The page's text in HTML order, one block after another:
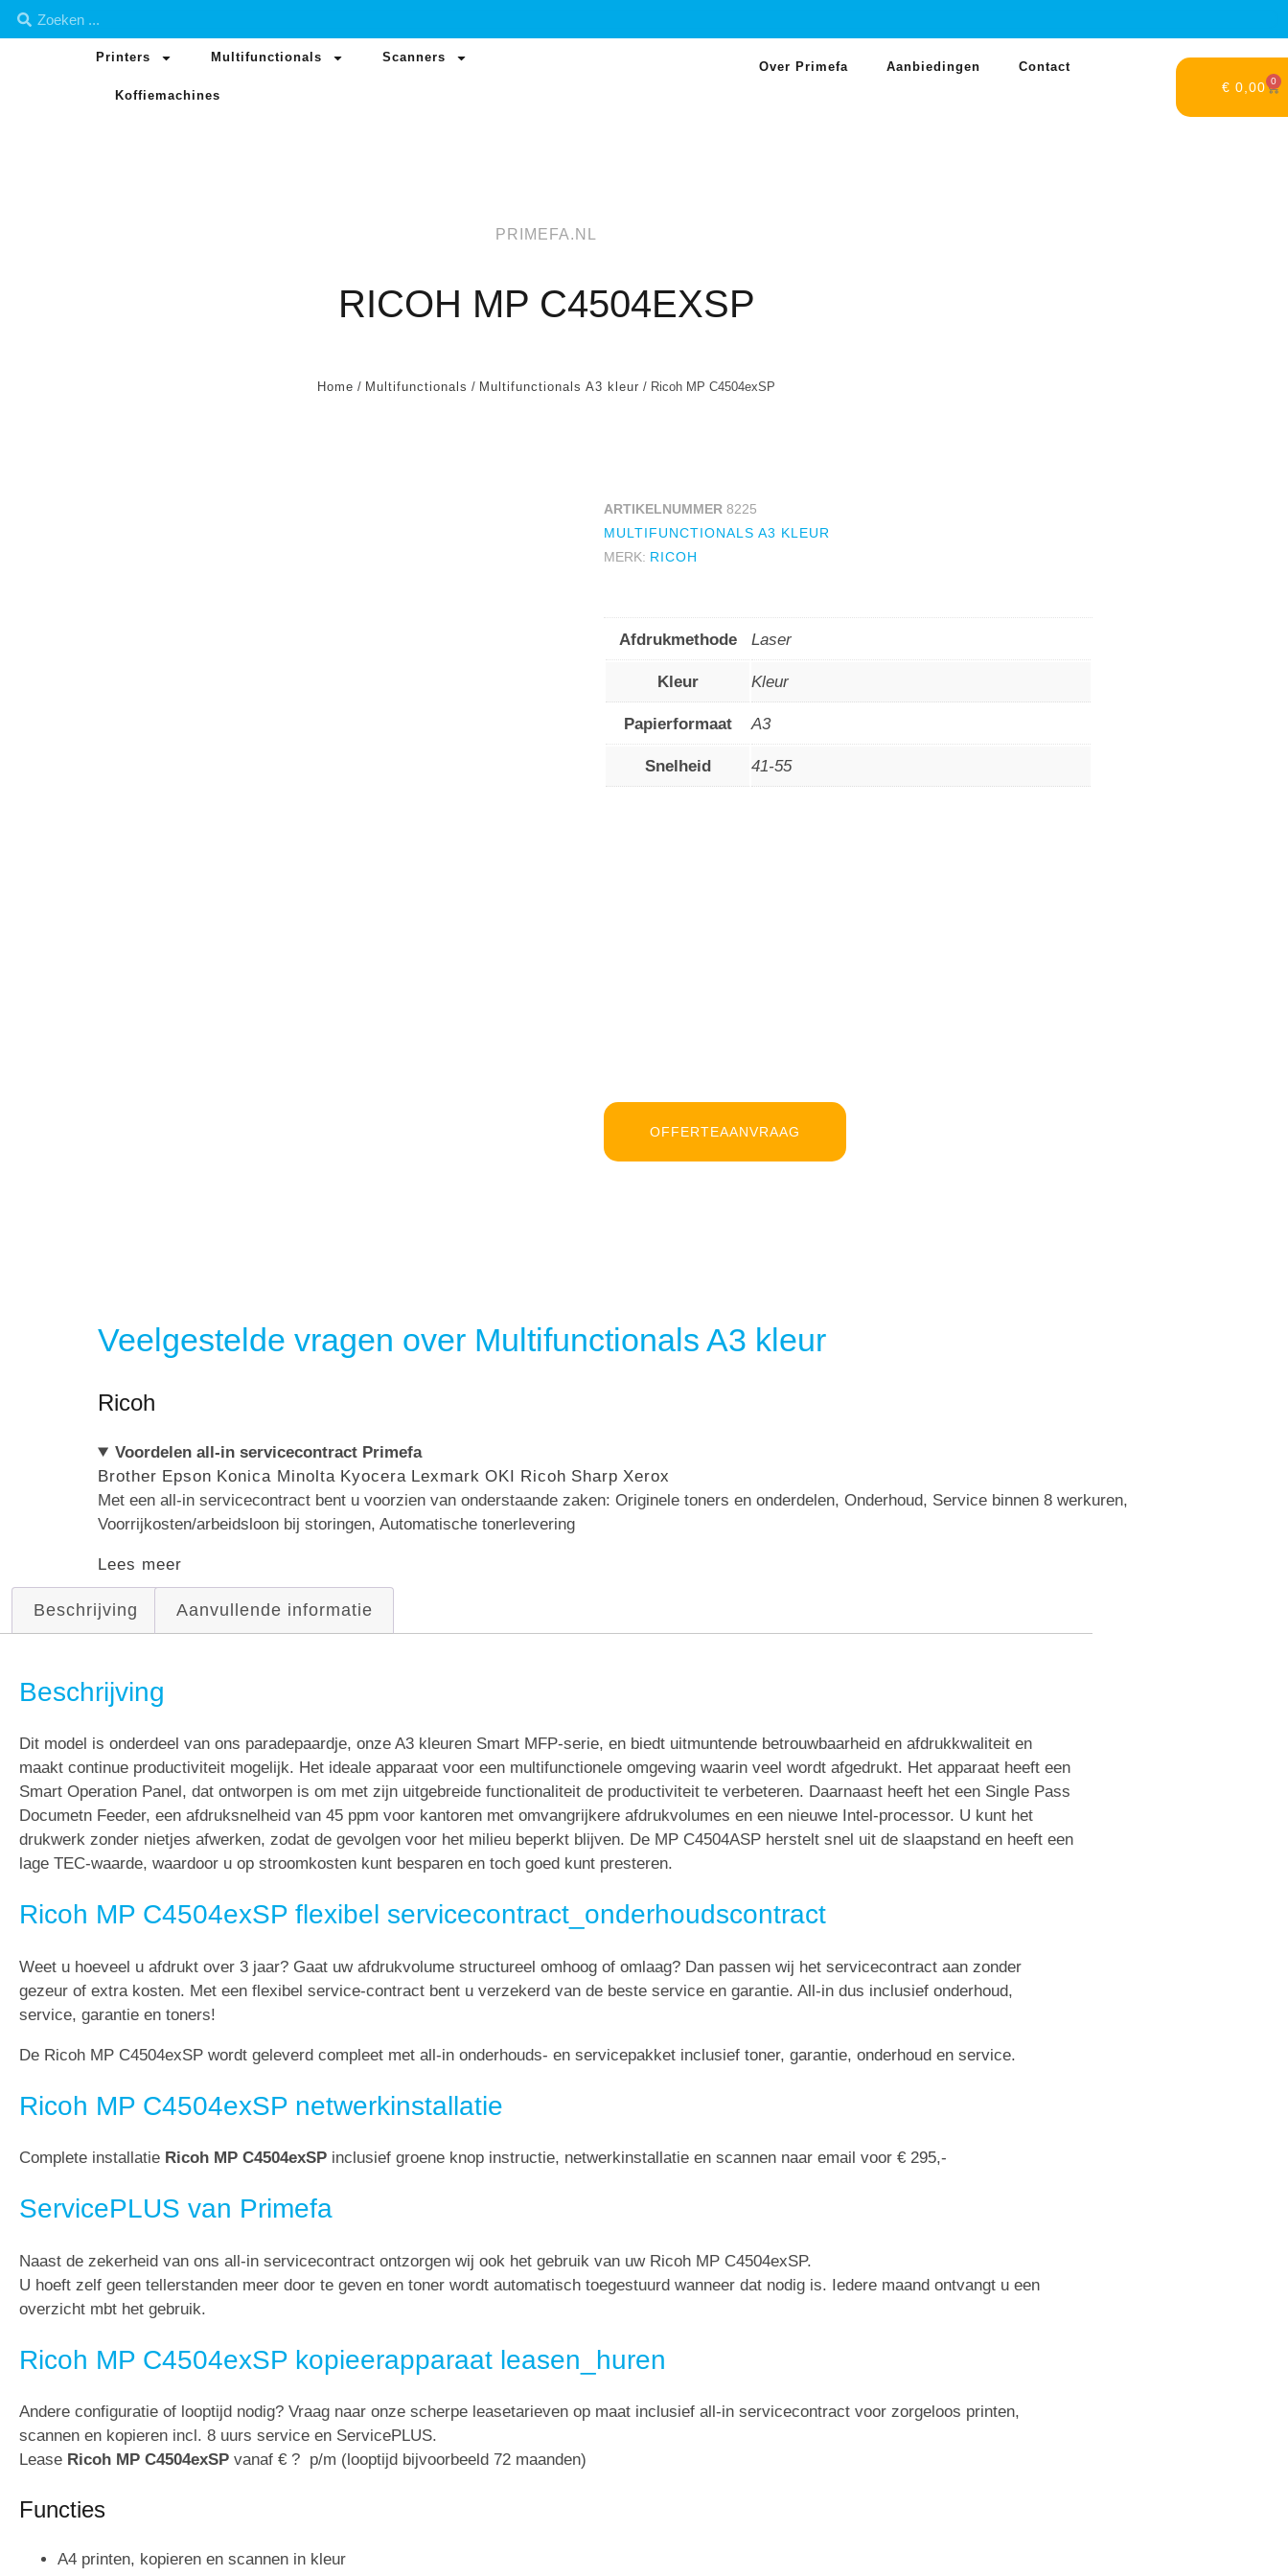
Printers Multifunctionals Scanners
Koffiemachines
Over Primefa Aanbiedingen Contact
€ 0,00 0
PRIMEFA.NL
RICOH MP C4504EXSP
Home / Multifunctionals / Multifunctionals A3 kleur / Ricoh MP C4504exSP
ARTIKELNUMMER 8225
MULTIFUNCTIONALS A3 KLEUR
MERK: RICOH
Afdrukmethode Laser
Kleur Kleur
Papierformaat A3
Snelheid 41-55
OFFERTEAANVRAAG
Veelgestelde vragen over Multifunctionals A3 kleur
Ricoh
Voordelen all-in servicecontract Primefa
Brother Epson Konica Minolta Kyocera Lexmark OKI Ricoh Sharp Xerox
Met een all-in servicecontract bent u voorzien van onderstaande zaken: Originele toners en onderdelen, Onderhoud, Service binnen 8 werkuren,
Voorrijkosten/arbeidsloon bij storingen, Automatische tonerlevering
Lees meer
Beschrijving Aanvullende informatie
Beschrijving
Dit model is onderdeel van ons paradepaardje, onze A3 kleuren Smart MFP-serie, en biedt uitmuntende betrouwbaarheid en afdrukkwaliteit en
maakt continue productiviteit mogelijk. Het ideale apparaat voor een multifunctionele omgeving waarin veel wordt afgedrukt. Het apparaat heeft een
Smart Operation Panel, dat ontworpen is om met zijn uitgebreide functionaliteit de productiviteit te verbeteren. Daarnaast heeft het een Single Pass
Documetn Feeder, een afdruksnelheid van 45 ppm voor kantoren met omvangrijkere afdrukvolumes en een nieuwe Intel-processor. U kunt het
drukwerk zonder nietjes afwerken, zodat de gevolgen voor het milieu beperkt blijven. De MP C4504ASP herstelt snel uit de slaapstand en heeft een
lage TEC-waarde, waardoor u op stroomkosten kunt besparen en toch goed kunt presteren.
Ricoh MP C4504exSP flexibel servicecontract_onderhoudscontract
Weet u hoeveel u afdrukt over 3 jaar? Gaat uw afdrukvolume structureel omhoog of omlaag? Dan passen wij het servicecontract aan zonder
gezeur of extra kosten. Met een flexibel service-contract bent u verzekerd van de beste service en garantie. All-in dus inclusief onderhoud,
service, garantie en toners!
De Ricoh MP C4504exSP wordt geleverd compleet met all-in onderhouds- en servicepakket inclusief toner, garantie, onderhoud en service.
Ricoh MP C4504exSP netwerkinstallatie
Complete installatie Ricoh MP C4504exSP inclusief groene knop instructie, netwerkinstallatie en scannen naar email voor € 295,-
ServicePLUS van Primefa
Naast de zekerheid van ons all-in servicecontract ontzorgen wij ook het gebruik van uw Ricoh MP C4504exSP.
U hoeft zelf geen tellerstanden meer door te geven en toner wordt automatisch toegestuurd wanneer dat nodig is. Iedere maand ontvangt u een
overzicht mbt het gebruik.
Ricoh MP C4504exSP kopieerapparaat leasen_huren
Andere configuratie of looptijd nodig? Vraag naar onze scherpe leasetarieven op maat inclusief all-in servicecontract voor zorgeloos printen,
scannen en kopieren incl. 8 uurs service en ServicePLUS.
Lease Ricoh MP C4504exSP vanaf € ? p/m (looptijd bijvoorbeeld 72 maanden)
Functies
A4 printen, kopieren en scannen in kleur